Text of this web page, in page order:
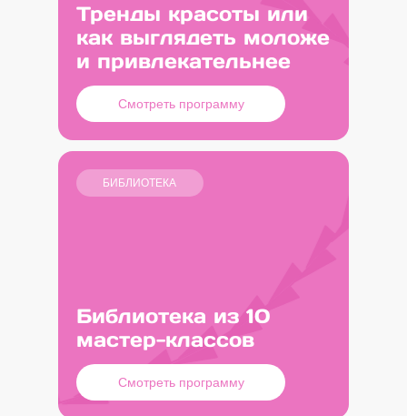
Смотреть программу
Тренды красоты или
как выглядеть моложе
и привлекательнее
Смотреть программу
БИБЛИОТЕКА
Библиотека из 10
мастер-классов
Нитевой лифтинг – единственная
косметологическая методика для
перемещения тканей! Ожидание &
Реальность